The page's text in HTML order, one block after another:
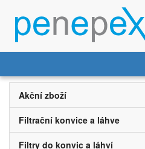
Akční zboží
Filtrační konvice a láhve
Filtry do konvic a láhví